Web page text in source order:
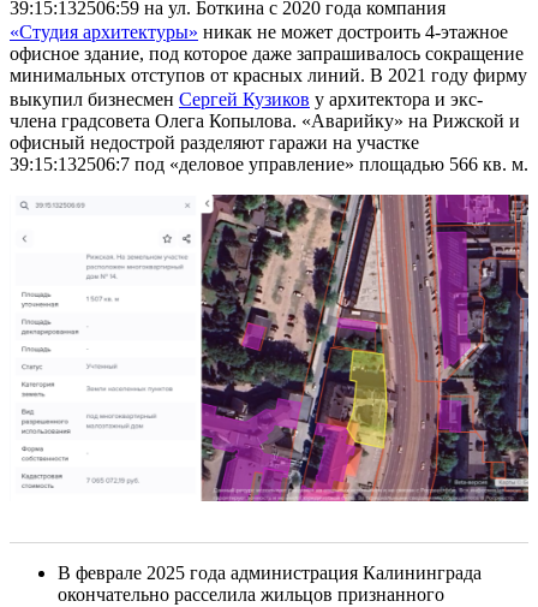
39:15:132506:59 на ул. Боткина с 2020 года компания
«Студия архитектуры» никак не может достроить 4-этажное
офисное здание, под которое даже запрашивалось сокращение
минимальных отступов от красных линий. В 2021 году фирму
выкупил бизнесмен Сергей Кузиков у архитектора и экс-
члена градсовета Олега Копылова. «Аварийку» на Рижской и
офисный недострой разделяют гаражи на участке
39:15:132506:7 под «деловое управление» площадью 566 кв. м.
В феврале 2025 года администрация Калининграда
окончательно расселила жильцов признанного